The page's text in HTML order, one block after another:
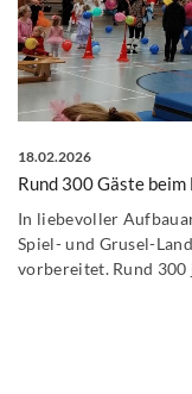
18.02.2026
Rund 300 Gäste beim
In liebevoller
Spiel- und Grusel-
vorbereitet. Rund 300